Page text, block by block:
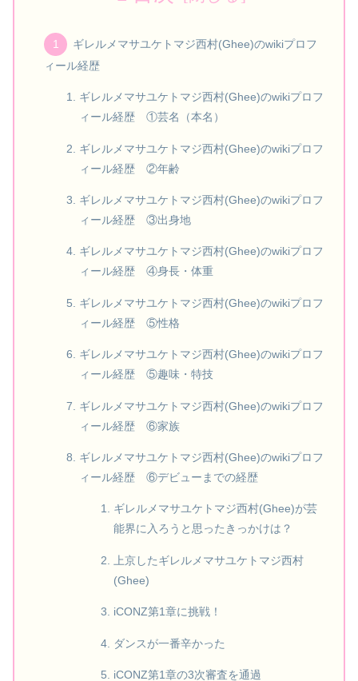
ギレルメマサユケトマジ西村(Ghee)のwikiプロフ
ィール経歴
ギレルメマサユケトマジ西村(Ghee)のwikiプロフ
ィール経歴 ①芸名（本名）
ギレルメマサユケトマジ西村(Ghee)のwikiプロフ
ィール経歴 ②年齢
ギレルメマサユケトマジ西村(Ghee)のwikiプロフ
ィール経歴 ③出身地
ギレルメマサユケトマジ西村(Ghee)のwikiプロフ
ィール経歴 ④身長・体重
ギレルメマサユケトマジ西村(Ghee)のwikiプロフ
ィール経歴 ⑤性格
ギレルメマサユケトマジ西村(Ghee)のwikiプロフ
ィール経歴 ⑤趣味・特技
ギレルメマサユケトマジ西村(Ghee)のwikiプロフ
ィール経歴 ⑥家族
ギレルメマサユケトマジ西村(Ghee)のwikiプロフ
ィール経歴 ⑥デビューまでの経歴
ギレルメマサユケトマジ西村(Ghee)が芸
能界に入ろうと思ったきっかけは？
上京したギレルメマサユケトマジ西村
(Ghee)
iCONZ第1章に挑戦！
ダンスが一番辛かった
iCONZ第1章の3次審査を通過